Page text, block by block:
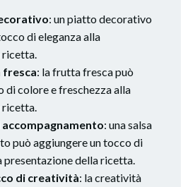
: un piatto decorativo
di eleganza alla
ricetta.
: la frutta fresca può
di colore e freschezza alla
ricetta.
accompagnamento: una salsa
può aggiungere un tocco di
presentazione della ricetta.
di creatività: la creatività